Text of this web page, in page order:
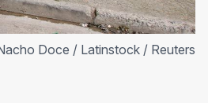
Doce / Latinstock / Reuters